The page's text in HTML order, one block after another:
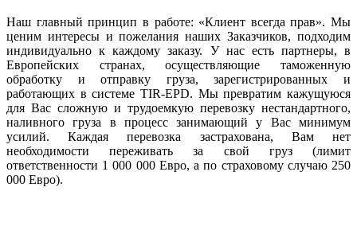
Наш главный принцип в работе: «Клиент всегда прав». Мы
ценим интересы и пожелания наших Заказчиков, подходим
индивидуально к каждому заказу. У нас есть партнеры, в
Европейских странах, осуществляющие таможенную
обработку и отправку груза, зарегистрированных и
работающих в системе TIR-EPD. Мы превратим кажущуюся
для Вас сложную и трудоемкую перевозку нестандартного,
наливного груза в процесс занимающий у Вас минимум
усилий. Каждая перевозка застрахована, Вам нет
необходимости переживать за свой груз (лимит
ответственности 1 000 000 Евро, а по страховому случаю 250
000 Евро).